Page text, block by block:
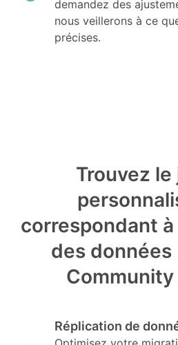
demandez des
nous veillerons à ce
précises.
Trouvez le
correspondant
des données
Réplication de